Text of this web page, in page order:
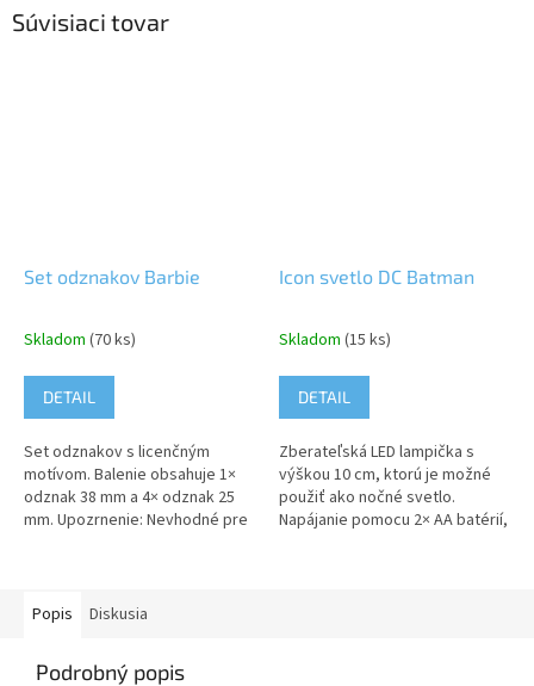
Súvisiaci tovar
Set odznakov Barbie
Skladom (70 ks)
DETAIL
Set odznakov s licenčným
motívom. Balenie obsahuje 1×
odznak 38 mm a 4× odznak 25
mm. Upozrnenie: Nevhodné pre
Icon svetlo DC Batman
Skladom (15 ks)
DETAIL
Zberateľská LED lampička s
výškou 10 cm, ktorú je možné
použiť ako nočné svetlo.
Napájanie pomocu 2× AA batérií,
Popis Diskusia
Podrobný popis